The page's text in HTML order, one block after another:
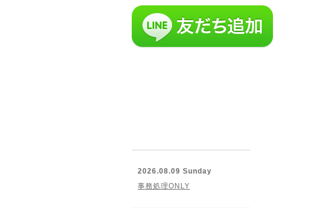
2026.08.09 Sunday
事務処理ONLY